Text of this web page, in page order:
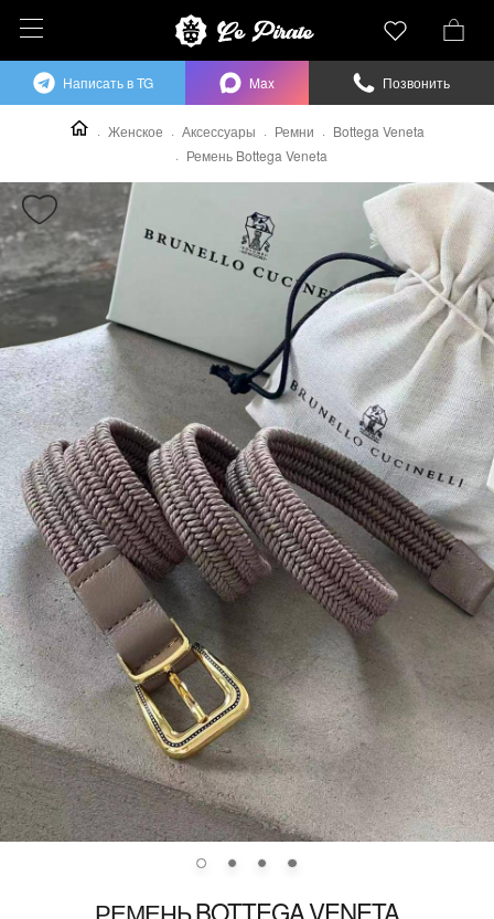
Женское Аксессуары Ремни
Bottega Veneta
Ремень Bottega Veneta
РЕМЕНЬBOTTEGA VENETA
Написать в TG Max Позвонить